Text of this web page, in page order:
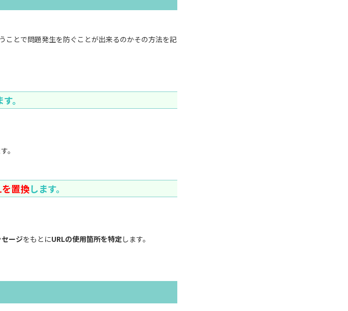
ことで問題発生を防ぐことが出来るのかその方法を記
。
。
置換します。
ージをもとにURLの使用箇所を特定します。